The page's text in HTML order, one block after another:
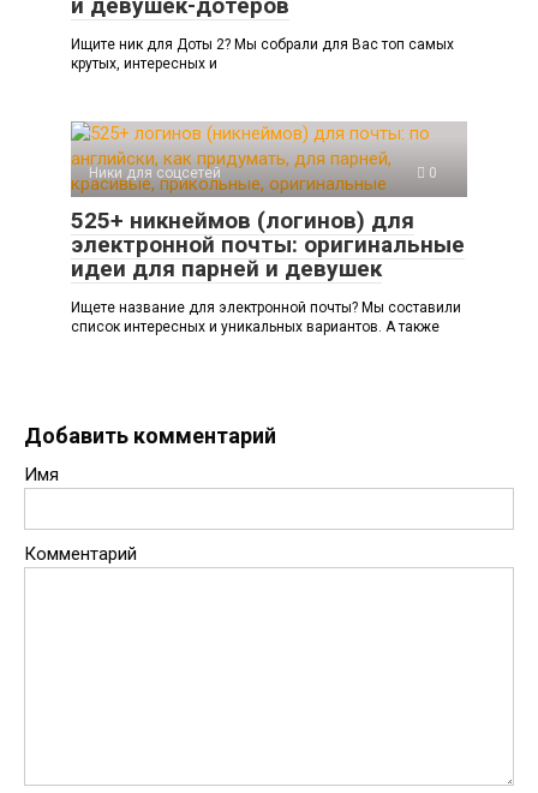
Ищите ник для Доты 2? Мы собрали для Вас топ самых
крутых, интересных и
Ники для соцсетей 0
525+ никнеймов (логинов) для
электронной почты: оригинальные
идеи для парней и девушек
Ищете название для электронной почты? Мы составили
список интересных и уникальных вариантов. А также
Добавить комментарий
Имя
Комментарий